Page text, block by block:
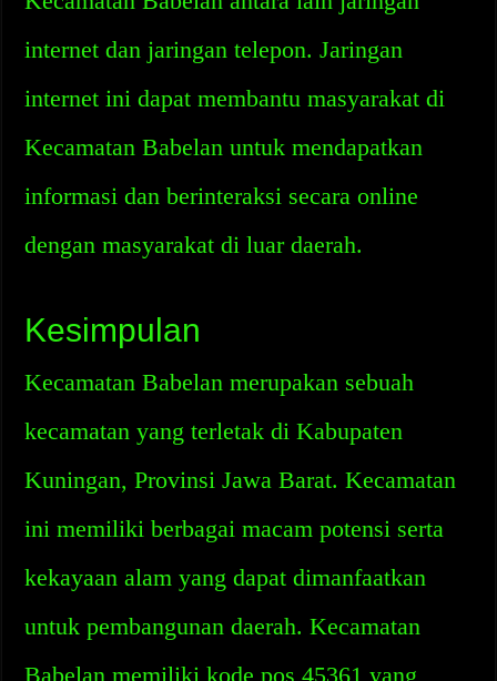
internet dan jaringan telepon. Jaringan
internet ini dapat membantu masyarakat di
Kecamatan Babelan untuk mendapatkan
informasi dan berinteraksi secara online
dengan masyarakat di luar daerah.
Kesimpulan
Kecamatan Babelan merupakan sebuah
kecamatan yang terletak di Kabupaten
Kuningan, Provinsi Jawa Barat. Kecamatan
ini memiliki berbagai macam potensi serta
kekayaan alam yang dapat dimanfaatkan
untuk pembangunan daerah. Kecamatan
Babelan memiliki kode pos 45361 yang